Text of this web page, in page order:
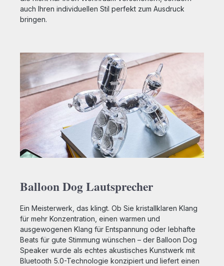
auch Ihren individuellen Stil perfekt zum Ausdruck
bringen.
Balloon Dog Lautsprecher
Ein Meisterwerk, das klingt. Ob Sie kristallklaren Klang
für mehr Konzentration, einen warmen und
ausgewogenen Klang für Entspannung oder lebhafte
Beats für gute Stimmung wünschen – der Balloon Dog
Speaker wurde als echtes akustisches Kunstwerk mit
Bluetooth 5.0-Technologie konzipiert und liefert einen